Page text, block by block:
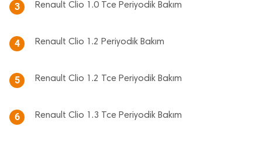
3 Renault Clio 1.0 Tce Periyodik Bakım
4 Renault Clio 1.2 Periyodik Bakım
5 Renault Clio 1.2 Tce Periyodik Bakım
6 Renault Clio 1.3 Tce Periyodik Bakım